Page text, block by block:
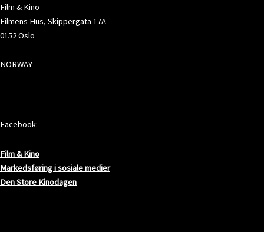
Film & Kino
Filmens Hus, Skippergata 17A
0152 Oslo
NORWAY
Facebook:
Film & Kino
Markedsføring i sosiale medier
Den Store Kinodagen